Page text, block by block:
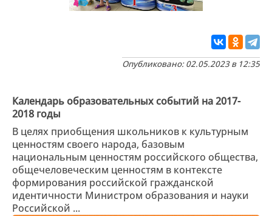
Опубликовано: 02.05.2023 в 12:35
Календарь образовательных событий на 2017-
2018 годы
В целях приобщения школьников к культурным
ценностям своего народа, базовым
национальным ценностям российского общества,
общечеловеческим ценностям в контексте
формирования российской гражданской
идентичности Министром образования и науки
Российской ...